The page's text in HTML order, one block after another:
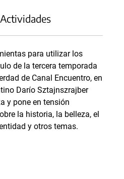
para utilizar los
de la tercera temporada
de Canal Encuentro, en
Darío Sztajnszrajber
y pone en tensión
la historia, la belleza, el
y otros temas.